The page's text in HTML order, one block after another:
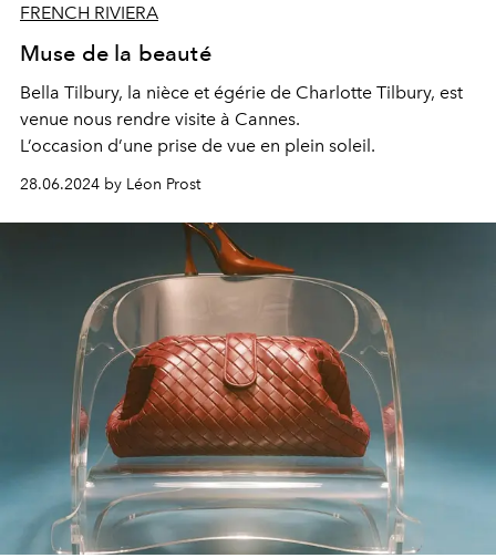
FRENCH RIVIERA
Muse de la beauté
Bella Tilbury, la nièce et égérie de Charlotte Tilbury, est
venue nous rendre visite à Cannes.
L’occasion d’une prise de vue en plein soleil.
28.06.2024 by Léon Prost